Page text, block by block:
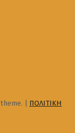
theme. | ΠΟΛΙΤΙΚΗ